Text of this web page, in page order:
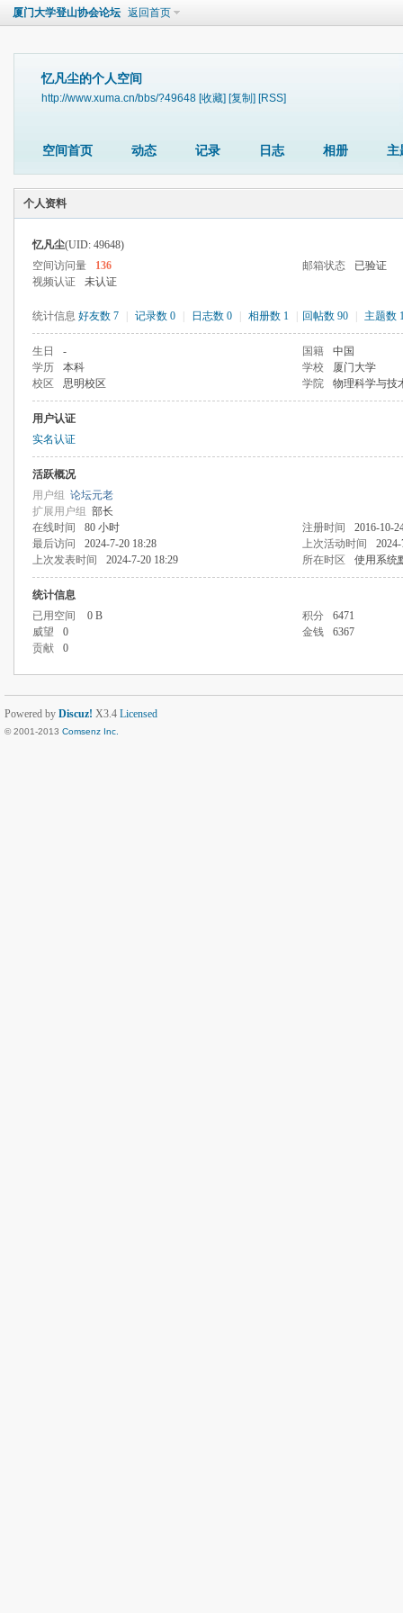
厦门大学登山协会论坛 返回首页
忆凡尘的个人空间
http://www.xuma.cn/bbs/?49648 [收藏] [复制] [RSS]
空间首页 动态 记录 日志 相册 主
个人资料
忆凡尘(UID: 49648)
空间访问量
136 邮箱状态
已验证
视频认证
未认证
统计信息 好友数 7 记录数 0 日志数 0 相册数 1 回帖数 90 主题数
生日 - 国籍
中国
学历
本科 学校
厦门大学
校区
思明校区 学院 物理科学与技
用户认证
实名认证
活跃概况
用户组 论坛元老
扩展用户组 部长
在线时间
80 小时 注册时间
2016-10-
最后访问
2024-7-20 18:28 上次活动时间
上次发表时间
2024-7-20 18:29 所在时区 使用系统
统计信息
已用空间
0 B 积分
6471
威望
0 金钱
6367
贡献
0
Powered by Discuz! X3.4 Licensed
© 2001-2013 Comsenz Inc.